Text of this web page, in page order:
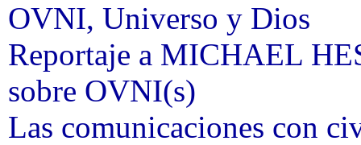
OVNI, Universo y Dios
Reportaje a MICHAEL
sobre OVNI(s)
Las comunicaciones con